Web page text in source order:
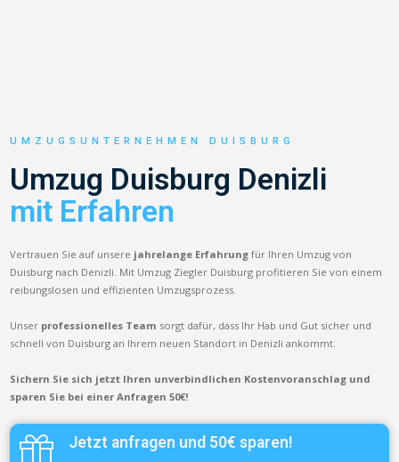
UMZUGSUNTERNEHMEN DUISBURG
Umzug Duisburg Denizli
mit Erfahren
Vertrauen Sie auf unsere jahrelange Erfahrung für Ihren Umzug von
Duisburg nach Denizli. Mit Umzug Ziegler Duisburg profitieren Sie von einem
reibungslosen und effizienten Umzugsprozess.
Unser professionelles Team sorgt dafür, dass Ihr Hab und Gut sicher und
schnell von Duisburg an Ihrem neuen Standort in Denizli ankommt.
Sichern Sie sich jetzt Ihren unverbindlichen Kostenvoranschlag und
sparen Sie bei einer Anfragen 50€!
Jetzt anfragen und 50€ sparen!